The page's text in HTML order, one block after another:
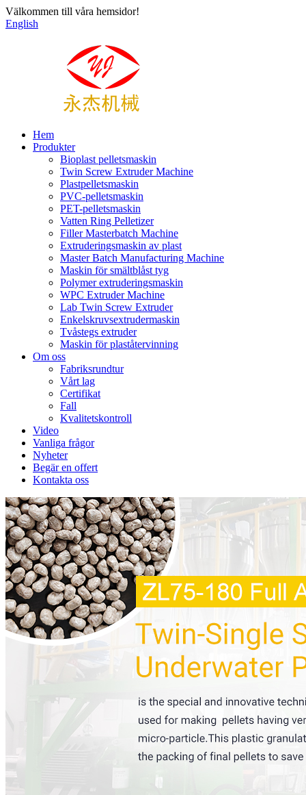
Välkommen till våra hemsidor!
English
Hem
Produkter
Bioplast pelletsmaskin
Twin Screw Extruder Machine
Plastpelletsmaskin
PVC-pelletsmaskin
PET-pelletsmaskin
Vatten Ring Pelletizer
Filler Masterbatch Machine
Extruderingsmaskin av plast
Master Batch Manufacturing Machine
Maskin för smältblåst tyg
Polymer extruderingsmaskin
WPC Extruder Machine
Lab Twin Screw Extruder
Enkelskruvsextrudermaskin
Tvåstegs extruder
Maskin för plaståtervinning
Om oss
Fabriksrundtur
Vårt lag
Certifikat
Fall
Kvalitetskontroll
Video
Vanliga frågor
Nyheter
Begär en offert
Kontakta oss